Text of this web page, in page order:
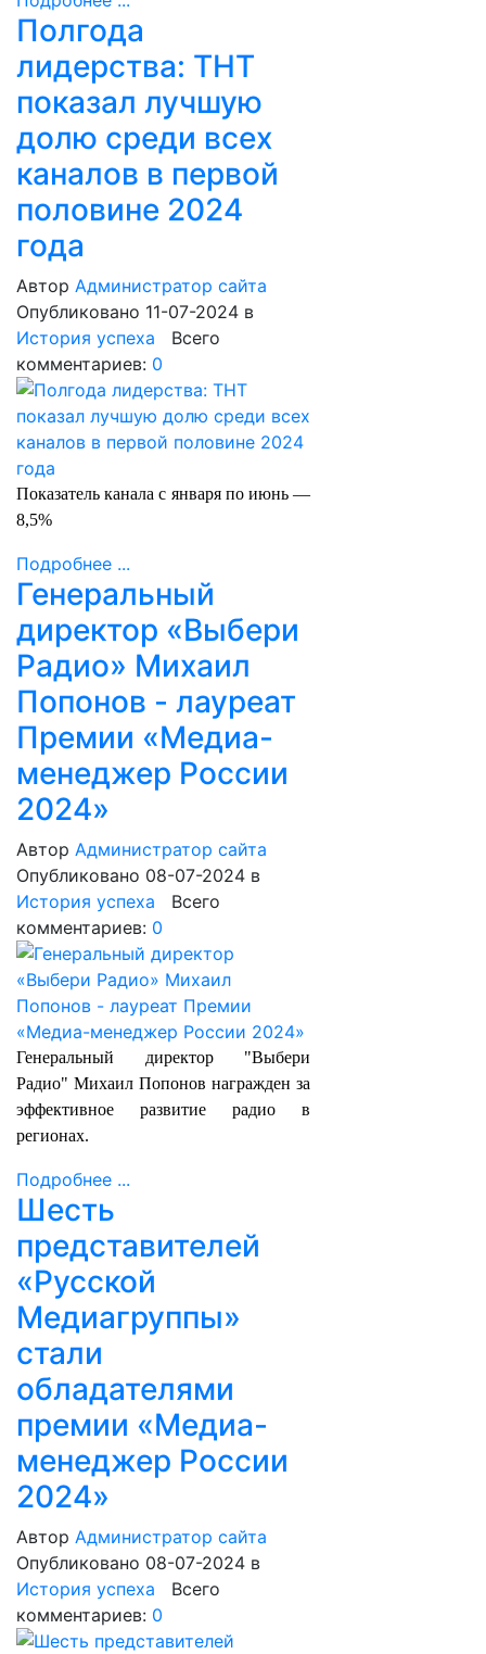
Полгода
лидерства: ТНТ
показал лучшую
долю среди всех
каналов в первой
половине 2024
года
Автор Администратор сайта
Опубликовано 11-07-2024 в
История успеха Всего
комментариев: 0
Показатель канала с января по июнь —
8,5%
Подробнее ...
Генеральный
директор «Выбери
Радио» Михаил
Попонов - лауреат
Премии «Медиа-
менеджер России
2024»
Автор Администратор сайта
Опубликовано 08-07-2024 в
История успеха Всего
комментариев: 0
Генеральный директор "Выбери
Радио" Михаил Попонов награжден за
эффективное развитие радио в
регионах.
Подробнее ...
Шесть
представителей
«Русской
Медиагруппы»
стали
обладателями
премии «Медиа-
менеджер России
2024»
Автор Администратор сайта
Опубликовано 08-07-2024 в
История успеха Всего
комментариев: 0